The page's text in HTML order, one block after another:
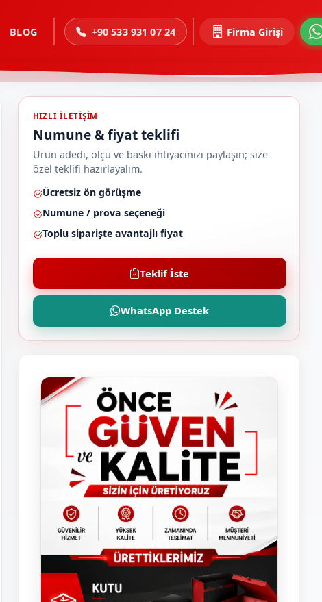
BLOG +90 533 931 07 24 Firma Girişi
HIZLI ILETIŞIM
Numune & fiyat teklifi
Ürün adedi, ölçü ve baskı ihtiyacınızı paylaşın; size
özel teklifi hazırlayalım.
Ücretsiz ön görüşme
Numune / prova seçeneği
Toplu siparişte avantajlı fiyat
Teklif İste
WhatsApp Destek